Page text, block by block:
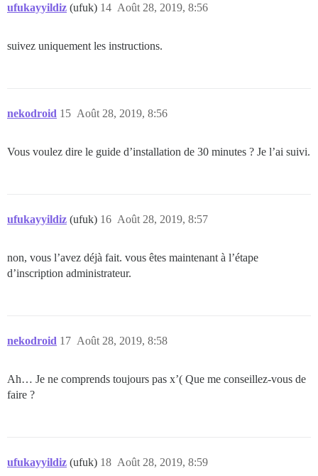
ufukayyildiz (ufuk) Août 28, 2019, 8:56
14
suivez uniquement les instructions.
nekodroid Août 28, 2019, 8:56
15
Vous voulez dire le guide d’installation de 30 minutes ? Je l’ai suivi.
ufukayyildiz (ufuk) Août 28, 2019, 8:57
16
non, vous l’avez déjà fait. vous êtes maintenant à l’étape
d’inscription administrateur.
nekodroid Août 28, 2019, 8:58
17
Ah… Je ne comprends toujours pas x’( Que me conseillez-vous de
faire ?
ufukayyildiz (ufuk) Août 28, 2019, 8:59
18